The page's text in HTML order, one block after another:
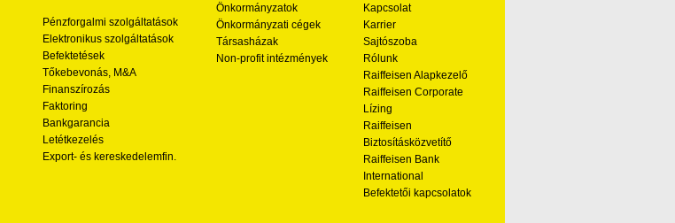
Pénzforgalmi szolgáltatások
Elektronikus szolgáltatások
Befektetések
Tőkebevonás, M&A
Finanszírozás
Faktoring
Bankgarancia
Letétkezelés
Export- és kereskedelemfin.
Önkormányzatok
Önkormányzati cégek
Társasházak
Non-profit intézmények
Kapcsolat
Karrier
Sajtószoba
Rólunk
Raiffeisen Alapkezelő
Raiffeisen Corporate
Lízing
Raiffeisen
Biztosításközvetítő
Raiffeisen Bank
International
Befektetői kapcsolatok